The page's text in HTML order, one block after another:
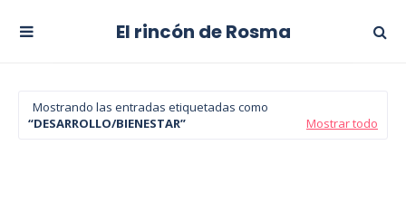
El rincón de Rosma
Mostrando las entradas etiquetadas como
DESARROLLO/BIENESTAR
Mostrar todo